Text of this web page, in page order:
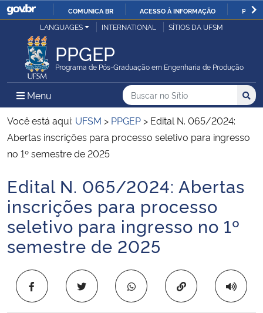
IR
COMUNICA BR ACESSO À INFORMAÇÃO
Ministério da Justiça e Segurança Pública
Ministério da Defesa
Ministério das Relações Exteriores
Ministério da Economia
Ministério da Infraestrutura
Ministério da Agricultura, Pecuária e Abastecimento
Ministério da Educação
Ministério da Cidadania
Ministério da Saúde
LANGUAGES INTERNATIONAL SÍTIOS DA UFSM
PPGEP
Programa de Pós-Graduação em Engenharia de Produção
Menu Menu Principal do Sítio
Busca
Buscar no no Sítio
Busca:
Você está aqui: UFSM > PPGEP > Edital N. 065/2024:
Abertas inscrições para processo seletivo para ingresso
no 1º semestre de 2025
Início do conteúdo
Edital N. 065/2024: Abertas
inscrições para processo
seletivo para ingresso no 1º
semestre de 2025
Copiar para área